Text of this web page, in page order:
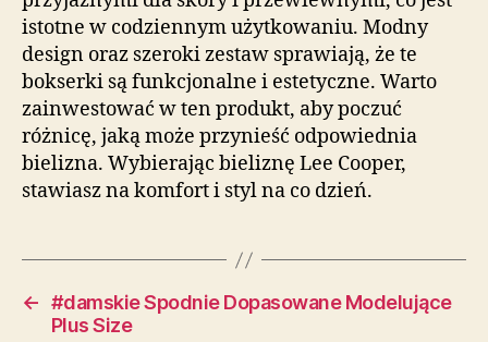
istotne w codziennym użytkowaniu. Modny
design oraz szeroki zestaw sprawiają, że te
bokserki są funkcjonalne i estetyczne. Warto
zainwestować w ten produkt, aby poczuć
różnicę, jaką może przynieść odpowiednia
bielizna. Wybierając bieliznę Lee Cooper,
stawiasz na komfort i styl na co dzień.
← #damskie Spodnie Dopasowane Modelujące
Plus Size